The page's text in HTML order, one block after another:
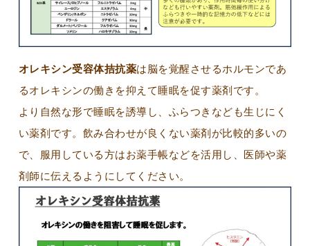
オレキシン受容体拮抗薬は脳を覚醒させるホルモンであ
るオレキシンの働きを抑えて睡眠を促す薬剤です。
より自然な形で睡眠を誘導し、ふらつきなども生じにく
い薬剤です。飲み合わせが良くない薬剤が比較的多いの
で、服用している方はお薬手帳などを活用し、医師や薬
剤師に伝えるようにしてください。